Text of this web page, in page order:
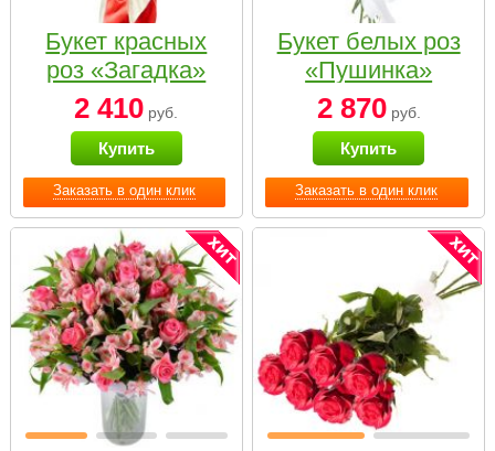
Заказать в один клик
Букет красных
роз «Загадка»
2 410 руб.
Купить
Заказать в один клик
Букет белых роз
«Пушинка»
2 870руб.
Купить